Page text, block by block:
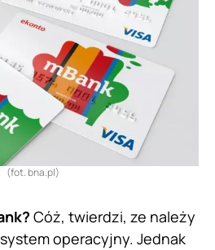
(fot. bna.pl)
Cóż, twierdzi, ze należy
operacyjny. Jednak